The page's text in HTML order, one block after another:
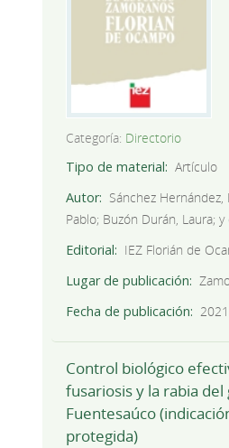
Categoría: Directorio
Tipo de material
Artículo
Autor
Sánchez Hernández,
Pablo; Buzón Durán, Laura;
Editorial
IEZ Florián de
Lugar de publicación
Fecha de publicación
2021
Control biológico
fusariosis y la rabia del
Fuentesaúco
protegida)